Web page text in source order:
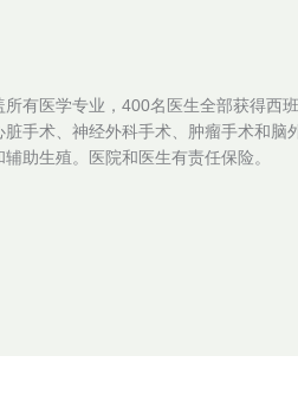
有医学专业，400名医生全部获得西
手术、神经外科手术、肿瘤手术和脑
助生殖。医院和医生有责任保险。